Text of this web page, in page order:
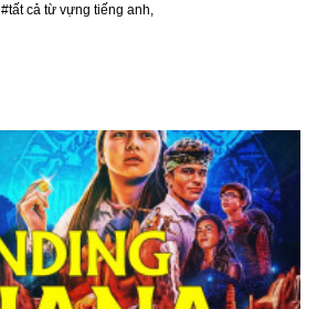
#tất cả từ vựng tiếng anh,